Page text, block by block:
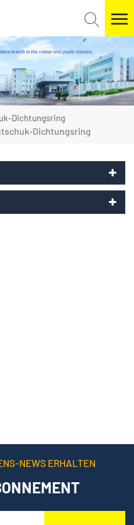
Dichtungsring
Dichtungsring
NEWS ERHALTEN